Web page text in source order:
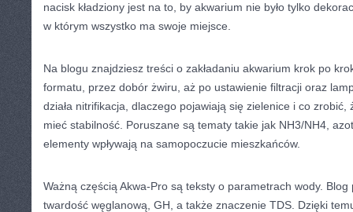
nacisk kładziony jest na to, by akwarium nie było tylko
w którym wszystko ma swoje miejsce.
Na blogu znajdziesz treści o zakładaniu akwarium krok po
formatu, przez dobór żwiru, aż po ustawienie filtracji oraz
działa nitrifikacja, dlaczego pojawiają się zielenice i co zrobić,
mieć stabilność. Poruszane są tematy takie jak NH3/NH4,
elementy wpływają na samopoczucie mieszkańców.
Ważną częścią Akwa-Pro są teksty o parametrach wody.
twardość węglanową, GH, a także znaczenie TDS. Dzięki